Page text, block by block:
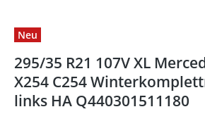
Neu
295/35 R21 107V XL
X254 C254
links HA Q440301511180